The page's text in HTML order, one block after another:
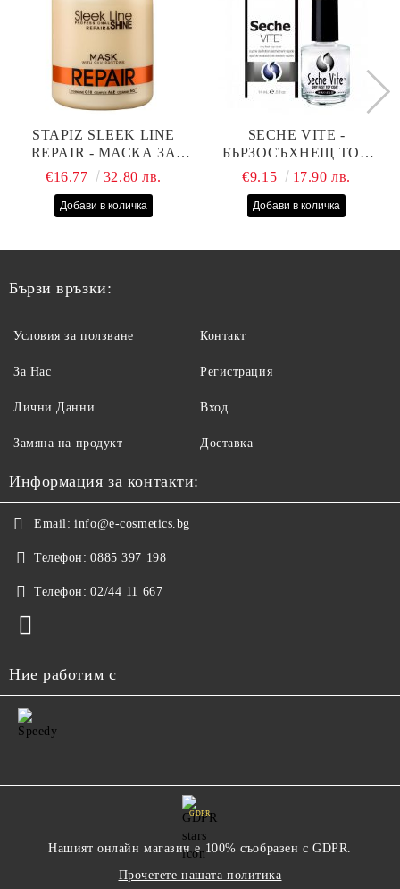
STAPIZ SLEEK LINE
REPAIR - МАСКА ЗА
СУХИ, ИЗТОЩЕНИ И
КОПРИНЕНИ
€16.77 32.80 лв.
SECHE VITE -
БЪРЗОСЪХНЕЩ ТОП
ЛАК - 14 МЛ
€9.15 17.90 лв.
Бързи връзки:
Условия за ползване
За Нас
Лични Данни
Замяна на продукт
Контакт
Регистрация
Вход
Доставка
Информация за контакти:
Email: info@e-cosmetics.bg
Телефон: 0885 397 198
Телефон: 02/44 11 667
Ние работим с
GDPR
Нашият онлайн магазин е 100% съобразен с GDPR.
Прочетете нашата политика